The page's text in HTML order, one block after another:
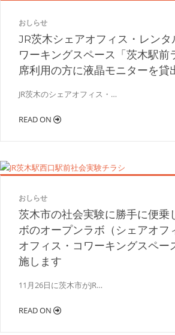
おしらせ
JR茨木シェアオフィス・レンタ
ワーキングスペース「茨木駅前
席利用の方に液晶モニターを貸
JR茨木のシェアオフィス・…
READ ON
おしらせ
茨木市の社会実験に勝手に便乗
ボのオープンラボ（シェアオフ
オフィス・コワーキングスペー
施します
11月26日に茨木市がJR…
READ ON